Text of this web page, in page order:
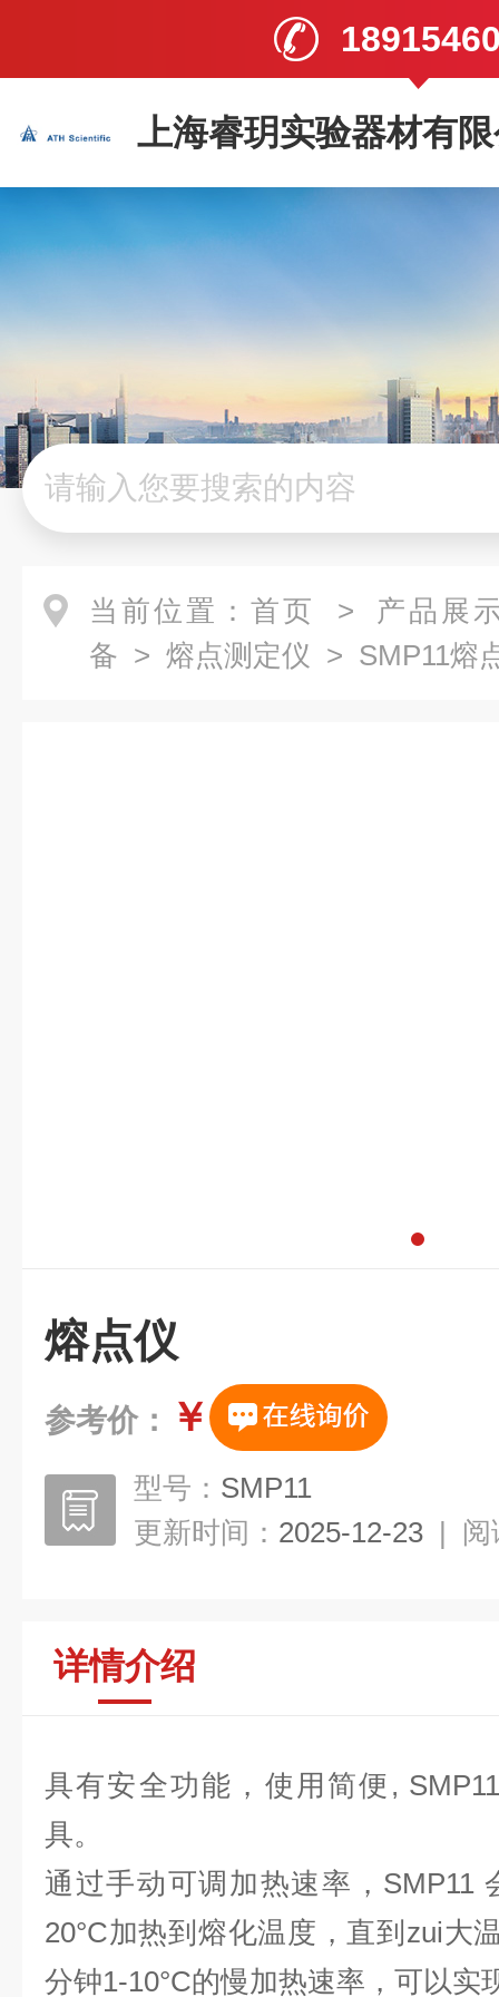
上海睿玥实验器材有
当前位置： 首页 > 产品展
备 > 熔点测定仪 > SMP11熔
熔点仪
参考价： ￥
型号： SMP11
更新时间： 2025-12-23 | 阅
详情介绍
具有安全功能，使用简便,
具。
通过手动可调加热速率，SMP11
20°C加热到熔化温度，直到zui大
分钟1-10°C的慢加热速率，可以实